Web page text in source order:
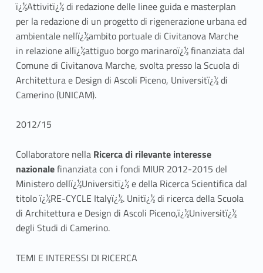
ï¿½Attivitï¿½ di redazione delle linee guida e masterplan
per la redazione di un progetto di rigenerazione urbana ed
ambientale nellï¿½ambito portuale di Civitanova Marche
in relazione allï¿½attiguo borgo marinaroï¿½ finanziata dal
Comune di Civitanova Marche, svolta presso la Scuola di
Architettura e Design di Ascoli Piceno, Universitï¿½ di
Camerino (UNICAM).
2012/15
Collaboratore nella Ricerca di rilevante interesse
nazionalefinanziata con i fondi MIUR 2012-2015 del
Ministero dellï¿½Universitï¿½ e della Ricerca Scientifica dal
titolo ï¿½RE-CYCLE Italyï¿½. Unitï¿½ di ricerca della Scuola
di Architettura e Design di Ascoli Piceno,ï¿½Universitï¿½
degli Studi di Camerino.
TEMI E INTERESSI DI RICERCA